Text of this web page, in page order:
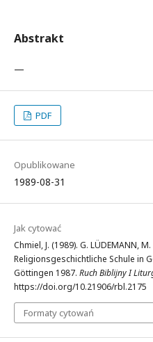
Abstrakt
—
PDF
Opublikowane
1989-08-31
Jak cytować
Chmiel, J. (1989). G. LÜDEMANN, M.
Religionsgeschichtliche Schule in
Göttingen 1987. Ruch Biblijny I
https://doi.org/10.21906/rbl.2175
Formaty cytowań